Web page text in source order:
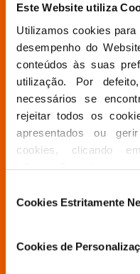
Este Website utiliza
Utilizamos cookies
desempenho do
conteúdos às suas
utilização. Por
necessários se
rejeitar todos os
apresentados ou
cookies, clicando
deCookies Estritamente
Cookies de
Está à procura